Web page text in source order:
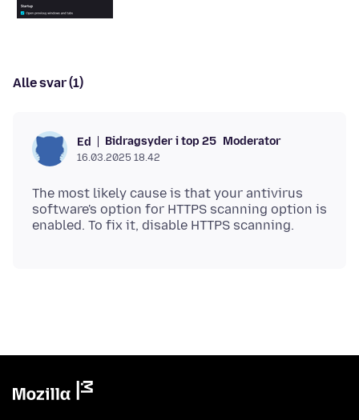
Alle svar (1)
Ed Bidragsyder i top 25 Moderator
16.03.2025 18.42
The most likely cause is that your antivirus
software's option for HTTPS scanning option is